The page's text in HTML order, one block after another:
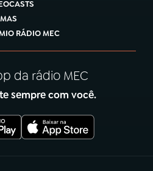
RÁDIO MEC
da rádio MEC
sempre com você.